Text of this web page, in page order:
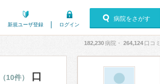
新規ユーザ登録 ログイン
病院をさがす
182,230病院・ 264,124 口コミ
10件） 口